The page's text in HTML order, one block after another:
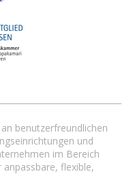
benutzerfreundlichen
und
im Bereich
flexible,